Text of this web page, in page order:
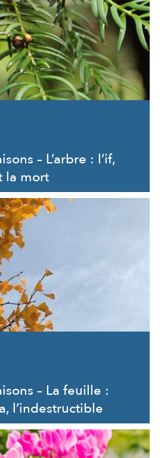
– L’arbre : l’if,
la mort
– La feuille :
l’indestructible